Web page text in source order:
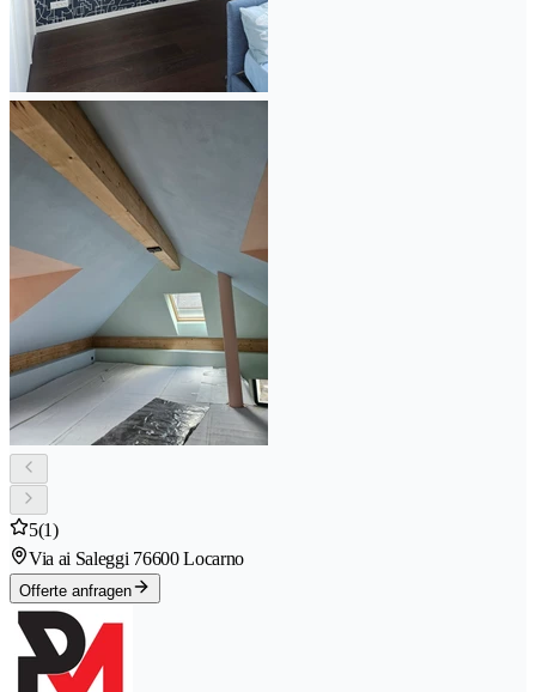
5(1)
Via ai Saleggi 76600 Locarno
Offerte anfragen